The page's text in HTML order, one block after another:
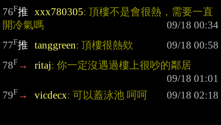
76F推 xxx780305: 頂樓不是會很熱，需要一直
開冷氣嗎
77F推 tanggreen: 頂樓很熱欸
78F → ritaj: 你一定沒遇過樓上很吵的鄰居
79F → vicdecx: 可以蓋泳池 呵呵